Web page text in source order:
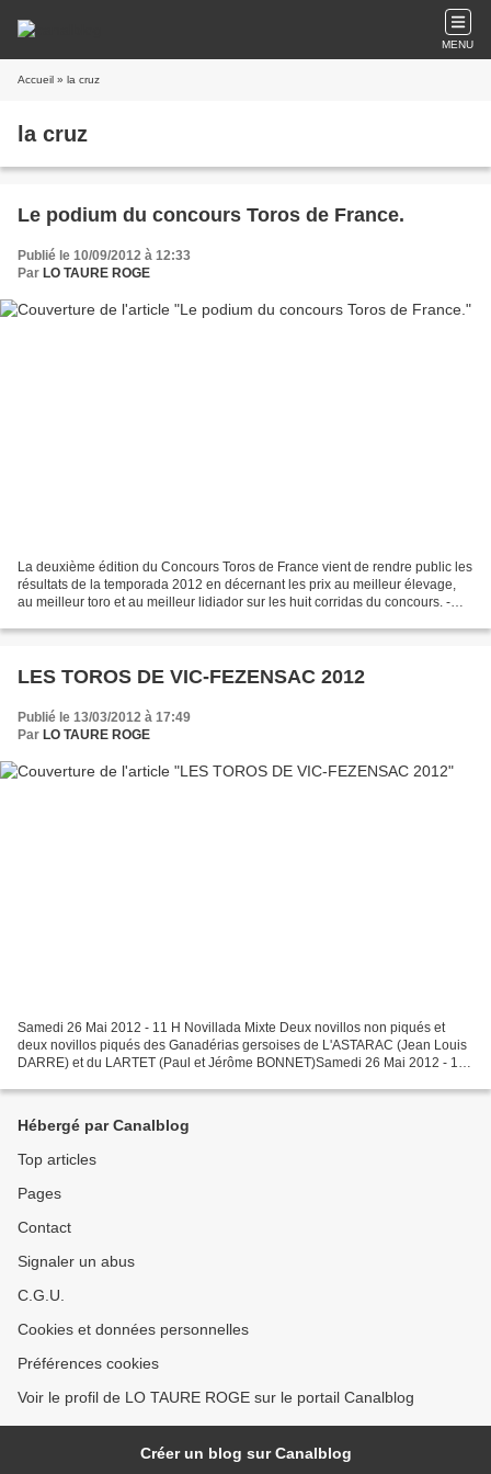
MENU
Accueil » la cruz
la cruz
Le podium du concours Toros de France.
Publié le 10/09/2012 à 12:33
Par LO TAURE ROGE
La deuxième édition du Concours Toros de France vient de rendre public les
résultats de la temporada 2012 en décernant les prix au meilleur élevage,
au meilleur toro et au meilleur lidiador sur les huit corridas du concours. -
LES TOROS DE VIC-FEZENSAC 2012
Publié le 13/03/2012 à 17:49
Par LO TAURE ROGE
Samedi 26 Mai 2012 - 11 H Novillada Mixte Deux novillos non piqués et
deux novillos piqués des Ganadérias gersoises de L'ASTARAC (Jean Louis
DARRE) et du LARTET (Paul et Jérôme BONNET)Samedi 26 Mai 2012 - 18
Hébergé par Canalblog
Top articles
Pages
Contact
Signaler un abus
C.G.U.
Cookies et données personnelles
Préférences cookies
Voir le profil de LO TAURE ROGE sur le portail Canalblog
Créer un blog sur Canalblog